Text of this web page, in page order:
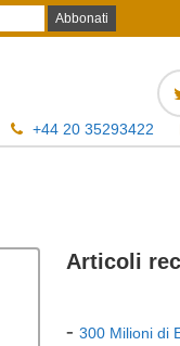
+44 20 35293422
Articoli
300 Milioni di